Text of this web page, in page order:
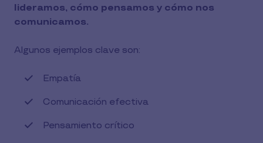
lideramos, cómo pensamos y cómo nos
comunicamos.
Algunos ejemplos clave son:
Empatía
Comunicación efectiva
Pensamiento crítico